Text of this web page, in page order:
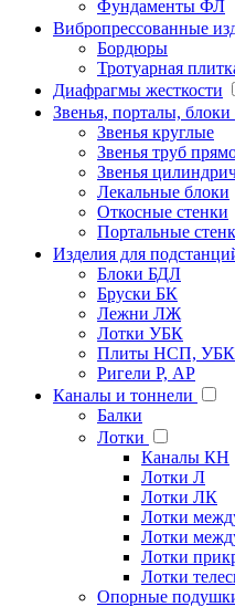
Фундаменты ФЛ
Вибропрессованные
Бордюры
Тротуарная
Диафрагмы жесткости
Звенья, порталы, блоки
Звенья круглые
Звенья труб
Звенья
Лекальные блоки
Откосные стенки
Портальные
Изделия для
Блоки БДЛ
Бруски БК
Лежни ЛЖ
Лотки УБК
Плиты НСП, УБК
Ригели Р, АР
Каналы и тоннели
Балки
Лотки
Каналы КН
Лотки Л
Лотки ЛК
Лотки
Лотки
Лотки
Лотки
Опорные